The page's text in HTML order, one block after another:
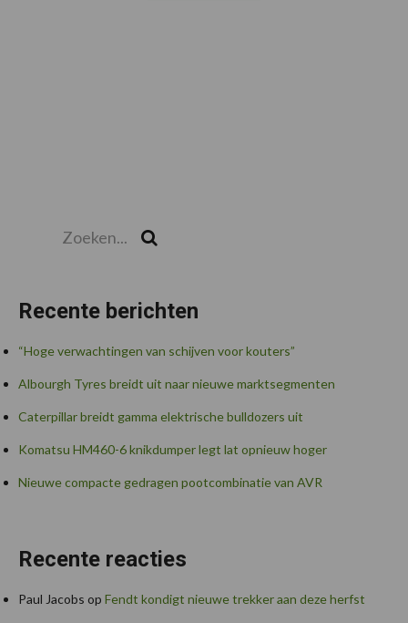
Recente berichten
“Hoge verwachtingen van schijven voor kouters”
Albourgh Tyres breidt uit naar nieuwe marktsegmenten
Caterpillar breidt gamma elektrische bulldozers uit
Komatsu HM460-6 knikdumper legt lat opnieuw hoger
Nieuwe compacte gedragen pootcombinatie van AVR
Recente reacties
Paul Jacobs op Fendt kondigt nieuwe trekker aan deze herfst